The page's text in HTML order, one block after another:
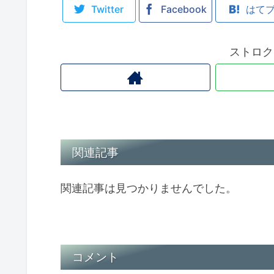
Twitter Facebook はて
ストロ
関連記事
関連記事は見つかりませんでした。
コメント